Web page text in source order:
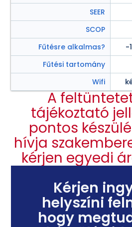
SEER
SCOP
Fűtésre alkalmas?
Fűtési tartomány
Wifi
-
A
tájékoztató
pontos
hívja
kérjen egyedi
Kérjen
helyszíni
hogy